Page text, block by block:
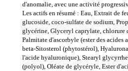
d'anomalie, avec une activité
Les actifs en résumé : Eau, Extrait de
glucoside, coco-sulfate de sodium,
glycérine, Glyceryl caprylate, chlorure
Palmitate d'ascorbyle (ester des acides
beta-Sitosterol (phytostérol),
l'acide hyaluronique), Stearyl
(polyol), Oléate de glycéryle, Ester